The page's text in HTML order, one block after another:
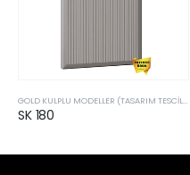
GOLD KULPLU MODELLER (TASARIM TESCILLI & PATENTLI ÜRÜLERIMIZ)
SK 180